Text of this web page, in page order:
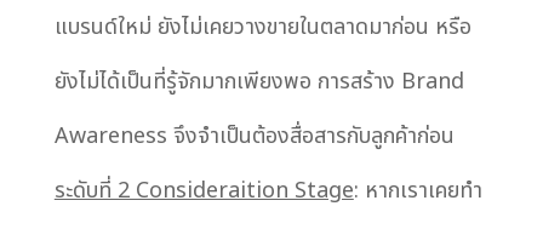
แบรนด์ใหม่ ยังไม่เคยวางขายในตลาดมาก่อน หรือ
ยังไม่ได้เป็นที่รู้จักมากเพียงพอ การสร้าง Brand
Awareness จึงจำเป็นต้องสื่อสารกับลูกค้าก่อน
ระดับที่ 2 Consideraition Stage: หากเราเคยทำ